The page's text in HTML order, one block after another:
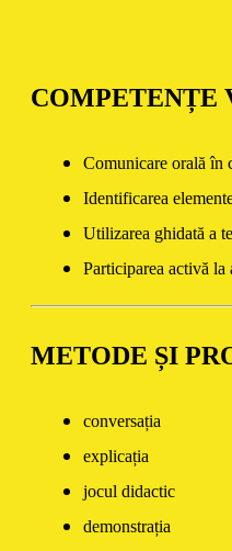
COMPETENȚE
Comunicare orală în
Identificarea
Utilizarea ghidată a
Participarea activă
METODE ȘI
conversația
explicația
jocul didactic
demonstrația